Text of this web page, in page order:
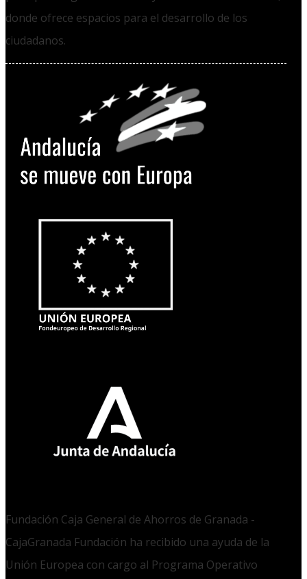
donde ofrece espacios para el desarrollo de los
ciudadanos.
Fundación Caja General de Ahorros de Granada -
CajaGranada Fundación ha recibido una ayuda de la
Unión Europea con cargo al Programa Operativo